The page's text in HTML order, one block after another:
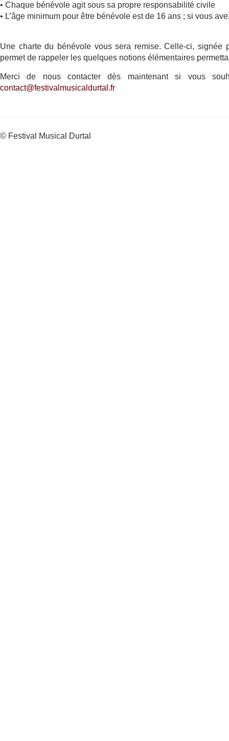
• Chaque bénévole agit sous sa propre responsabilité civile
• L’âge minimum pour être bénévole est de 16 ans ; si vous
Une charte du bénévole vous sera remise. Celle-ci,
permet de rappeler les quelques notions élémentaires
Merci de nous contacter dès maintenant si vous
contact@festivalmusicaldurtal.fr
© Festival Musical Durtal